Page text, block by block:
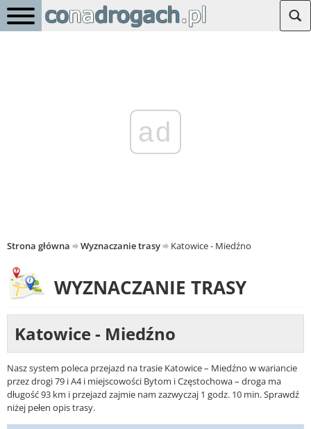
ad
Strona główna Wyznaczanie trasy Katowice - Miedźno
WYZNACZANIE TRASY
Katowice - Miedźno
Nasz system poleca przejazd na trasie Katowice – Miedźno w wariancie
przez drogi 79 i A4 i miejscowości Bytom i Częstochowa – droga ma
długość 93 km i przejazd zajmie nam zazwyczaj 1 godz. 10 min. Sprawdź
niżej pełen opis trasy.